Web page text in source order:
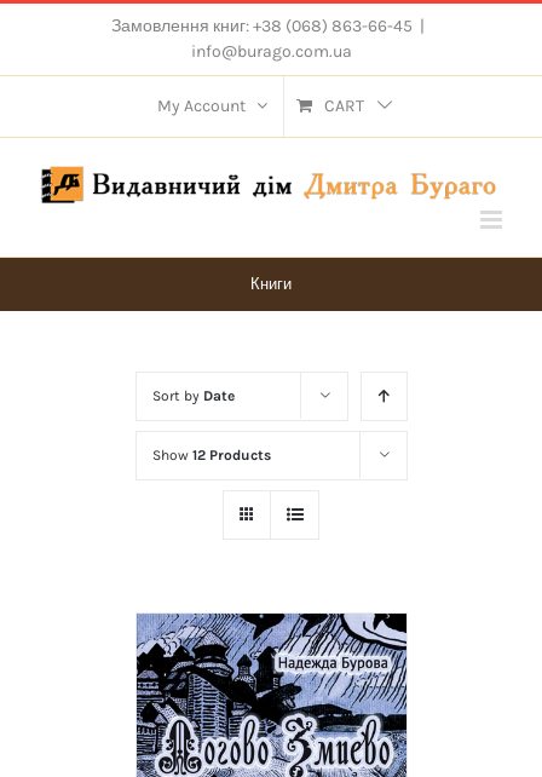
content
Замовлення книг: +38 (068) 863-66-45 |
info@burago.com.ua
My Account CART
Книги
Sort by Date
Show 12 Products